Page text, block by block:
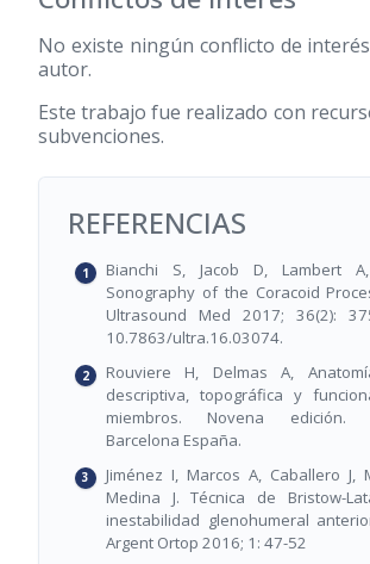
No existe ningún conflicto de
autor.
Este trabajo fue realizado con
subvenciones.
REFERENCIAS
Bianchi S, Jacob D, Lambert
Sonography of the Coracoid
Ultrasound Med 2017; 36(2):
10.7863/ultra.16.03074.
Rouviere H, Delmas A,
descriptiva, topográfica y
miembros. Novena edición.
Barcelona España.
Jiménez I, Marcos A, Caballero J,
Medina J. Técnica de Bristow-
inestabilidad glenohumeral
Argent Ortop 2016; 1: 47-52